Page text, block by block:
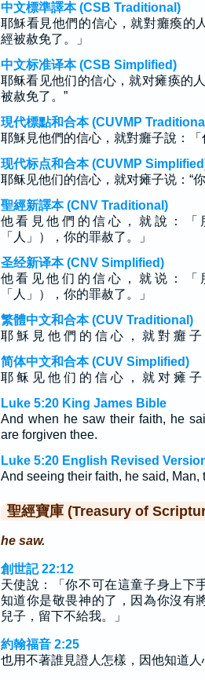
中文標準譯本 (CSB Traditional)
耶穌看見他們的信心，就對癱瘓的
經被赦免了。」
中文标准译本 (CSB Simplified)
耶稣看见他们的信心，就对瘫痪的
被赦免了。”
現代標點和合本 (CUVMP
耶穌見他們的信心，就對癱子說：「
现代标点和合本 (CUVMP
耶稣见他们的信心，就对瘫子说：“
聖經新譯本 (CNV Traditional)
他看見他們的信心，就說：「
「人」），你的罪赦了。」
圣经新译本 (CNV Simplified)
他看见他们的信心，就说：「
「人」），你的罪赦了。」
繁體中文和合本 (CUV Traditional)
耶 穌 見 他 們 的 信 心 ， 就 對 癱 子
简体中文和合本 (CUV Simplified)
耶 稣 见 他 们 的 信 心 ， 就 对 瘫 子
Luke 5:20 King James Bible
And when he saw their faith, he
are forgiven thee.
Luke 5:20 English Revised
And seeing their faith, he said, Man,
聖經寶庫 (Treasury of
he saw.
創世記 22:12
天使說：「你不可在這童子身上下
知道你是敬畏神的了，因為你沒有
兒子，留下不給我。」
約翰福音 2:25
也用不著誰見證人怎樣，因他知道人